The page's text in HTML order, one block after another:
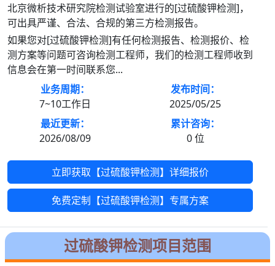
北京微析技术研究院检测试验室进行的[过硫酸钾检测]，
可出具严谨、合法、合规的第三方检测报告。
如果您对[过硫酸钾检测]有任何检测报告、检测报价、检
测方案等问题可咨询检测工程师，我们的检测工程师收到
信息会在第一时间联系您...
业务周期：
7~10工作日
发布时间：
2025/05/25
最近更新：
2026/08/09
累计咨询：
0位
立即获取【过硫酸钾检测】详细报价
免费定制【过硫酸钾检测】专属方案
过硫酸钾检测项目范围